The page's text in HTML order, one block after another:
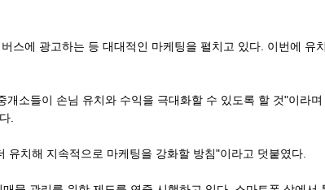
스에 광고하는 등 대대적인 마케팅을 펼치고 있다. 이번에 유
소들이 손님 유치와 수익을 극대화할 수 있도록 할 것"이라
.
치해 지속적으로 마케팅을 강화할 방침"이라고 덧붙였다.